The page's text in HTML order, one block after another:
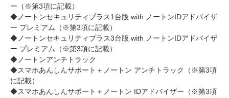
ー（※第3項に記載）
◆ノートンセキュリティプラス1台版 with ノートンIDアドバイザ
ー プレミアム（※第3項に記載）
◆ノートンセキュリティプラス3台版 with ノートンIDアドバイザ
ー プレミアム（※第3項に記載）
◆ノートンアンチトラック
◆スマホあんしんサポート＋ノートン アンチトラック（※第3項
に記載）
◆スマホあんしんサポート＋ノートン IDアドバイザー（※第3項